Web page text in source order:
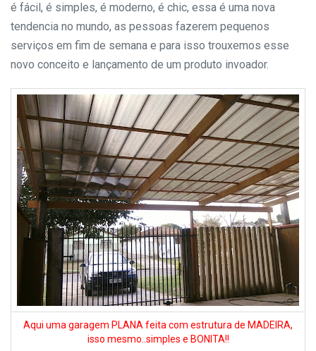
é fácil, é simples, é moderno, é chic, essa é uma nova
tendencia no mundo, as pessoas fazerem pequenos
serviços em fim de semana e para isso trouxemos esse
novo conceito e lançamento de um produto invoador.
Aqui uma garagem PLANA feita com estrutura de MADEIRA,
isso mesmo..simples e BONITA!!